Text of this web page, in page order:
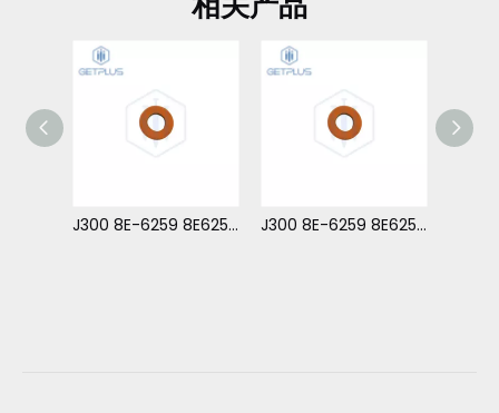
J300 8E-6259 8E6259 卡簧 适用于 卡特 E200B J300 8E-6259 8E6259 卡簧 适用于 卡特 E200B